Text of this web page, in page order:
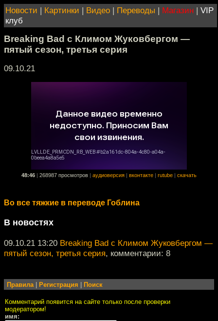
Новости | Картинки | Видео | Переводы | Магазин | VIP
клуб
Breaking Bad с Климом Жуковбергом —
пятый сезон, третья серия
09.10.21
48:46 268987 просмотров аудиоверсия вконтакте rutube скачать
Во все тяжкие в переводе Гоблина
В новостях
09.10.21 13:20 Breaking Bad с Климом Жуковбергом —
пятый сезон, третья серия, комментарии: 8
Правила| Регистрация Поиск
Комментарий появится на сайте только после проверки
модератором!
имя: